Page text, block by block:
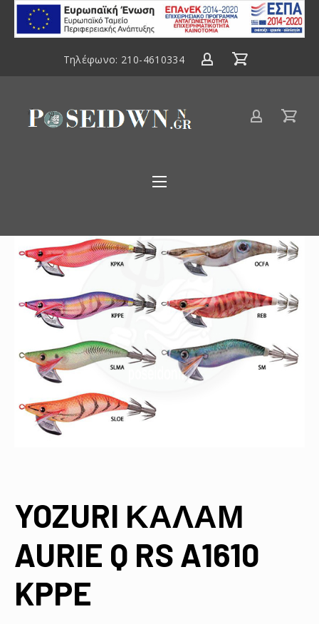
ΕΣΠΑ
2014-
2020
Τηλέφωνο: 210-4610334
Είδη
YOZURI ΚΑΛΑΜ
AURIE Q RS A1610
KPPE